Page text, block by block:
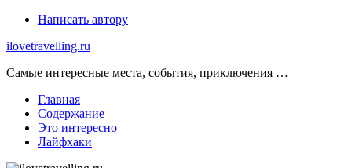
Skip
content
Написать автору
ilovetravelling.ru
Самые интересные места, события, приключения …
Главная
Содержание
Это интересно
Лайфхаки